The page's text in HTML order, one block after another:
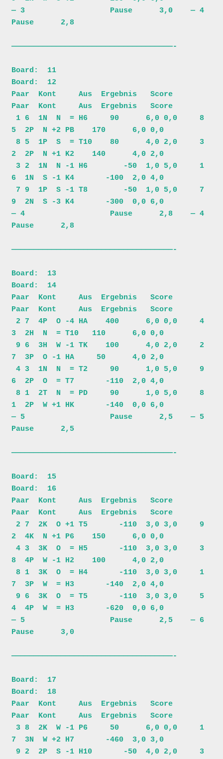
— 3                   Pause      3,0    — 4
Pause      2,8
————————————————————————————————————-
Board:  11
Board:  12
Paar  Kont     Aus  Ergebnis   Score
Paar  Kont     Aus  Ergebnis   Score
5  2P  N +2 PB    170      6,0 0,0
2  2P  N +1 K2    140      4,0 2,0
6  1N  S -1 K4       -100  2,0 4,0
9  2N  S -3 K4       -300  0,0 6,0
— 4                   Pause      2,8    — 4
Pause      2,8
————————————————————————————————————-
Board:  13
Board:  14
Paar  Kont     Aus  Ergebnis   Score
Paar  Kont     Aus  Ergebnis   Score
3  2H  N  = T10   110      6,0 0,0
7  3P  O -1 HA     50      4,0 2,0
6  2P  O  = T7       -110  2,0 4,0
1  2P  W +1 HK       -140  0,0 6,0
— 5                   Pause      2,5    — 5
Pause      2,5
————————————————————————————————————-
Board:  15
Board:  16
Paar  Kont     Aus  Ergebnis   Score
Paar  Kont     Aus  Ergebnis   Score
2  4K  N +1 P6    150      6,0 0,0
8  4P  W -1 H2    100      4,0 2,0
7  3P  W  = H3       -140  2,0 4,0
4  4P  W  = H3       -620  0,0 6,0
— 5                   Pause      2,5    — 6
Pause      3,0
————————————————————————————————————-
Board:  17
Board:  18
Paar  Kont     Aus  Ergebnis   Score
Paar  Kont     Aus  Ergebnis   Score
7  3N  W +2 H7       -460  3,0 3,0